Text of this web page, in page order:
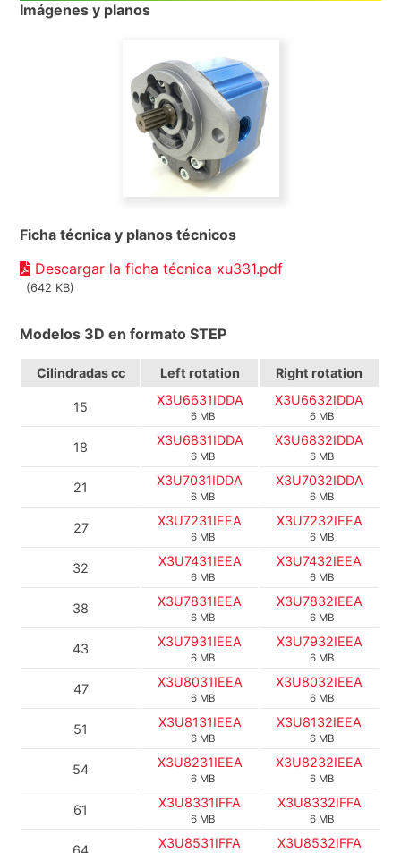
Imágenes y planos
Ficha técnica y planos técnicos
Descargar la ficha técnica xu331.pdf
(642 KB)
Modelos 3D en formato STEP
Cilindradas cc Left rotation Right rotation
15 X3U6631IDDA
6 MB
X3U6632IDDA
6 MB
18 X3U6831IDDA
6 MB
X3U6832IDDA
6 MB
21 X3U7031IDDA
6 MB
X3U7032IDDA
6 MB
27 X3U7231IEEA
6 MB
X3U7232IEEA
6 MB
32 X3U7431IEEA
6 MB
X3U7432IEEA
6 MB
38 X3U7831IEEA
6 MB
X3U7832IEEA
6 MB
43 X3U7931IEEA
6 MB
X3U7932IEEA
6 MB
47 X3U8031IEEA
6 MB
X3U8032IEEA
6 MB
51 X3U8131IEEA
6 MB
X3U8132IEEA
6 MB
54 X3U8231IEEA
6 MB
X3U8232IEEA
6 MB
61 X3U8331IFFA
6 MB
X3U8332IFFA
6 MB
X3U8531IFFA X3U8532IFFA